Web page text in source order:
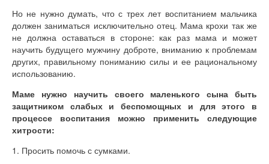
Но не нужно думать, что с трех лет воспитанием мальчика
должен заниматься исключительно отец. Мама крохи так же
не должна оставаться в стороне: как раз мама и может
научить будущего мужчину доброте, вниманию к проблемам
других, правильному пониманию силы и ее рациональному
использованию.
Маме нужно научить своего маленького сына быть
защитником слабых и беспомощных и для этого в
процессе воспитания можно применить следующие
хитрости:
1. Просить помочь с сумками.